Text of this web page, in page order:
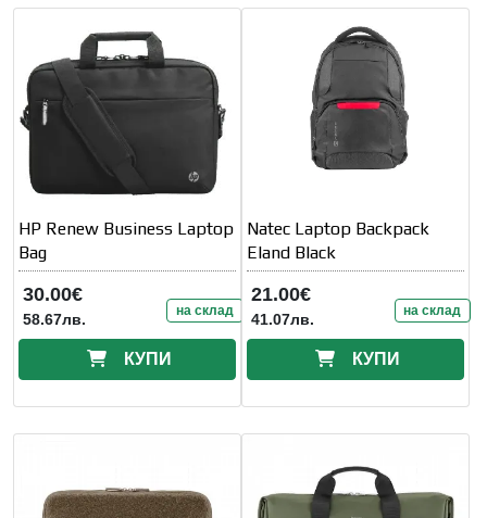
HP Renew Business Laptop
Bag
30.00€
58.67лв. на склад
КУПИ
Natec Laptop Backpack
Eland Black
21.00€
41.07лв. на склад
КУПИ